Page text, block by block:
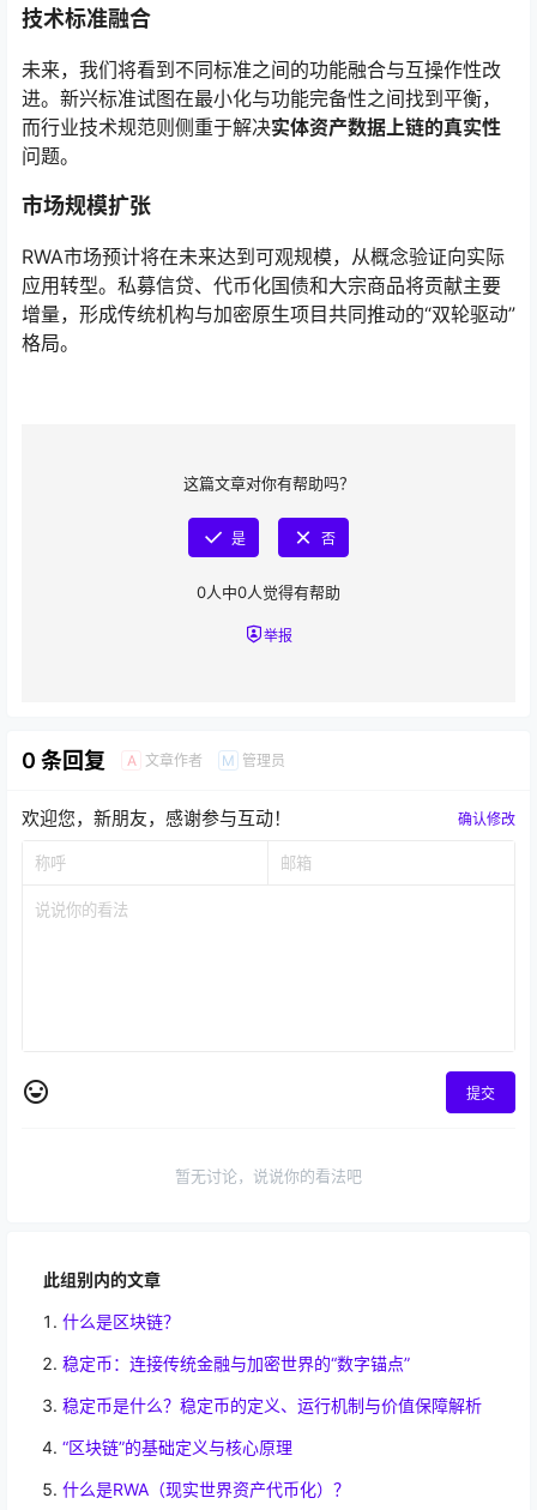
此组别内的文章
什么是区块链？
稳定币：连接传统金融与加密世界的“数字锚点”
稳定币是什么？稳定币的定义、运行机制与价值保障解析
“区块链”的基础定义与核心原理
什么是RWA（现实世界资产代币化）？
技术标准融合
未来，我们将看到不同标准之间的功能融合与互操作性改
进。新兴标准试图在最小化与功能完备性之间找到平衡，
而行业技术规范则侧重于解决实体资产数据上链的真实性
问题。
市场规模扩张
RWA市场预计将在未来达到可观规模，从概念验证向实际
应用转型。私募信贷、代币化国债和大宗商品将贡献主要
增量，形成传统机构与加密原生项目共同推动的“双轮驱动”
格局。
这篇文章对你有帮助吗？
是 否
0人中0人觉得有帮助
举报
0 条回复 A 文章作者 M 管理员
欢迎您，新朋友，感谢参与互动！ 确认修改
提交
暂无讨论，说说你的看法吧